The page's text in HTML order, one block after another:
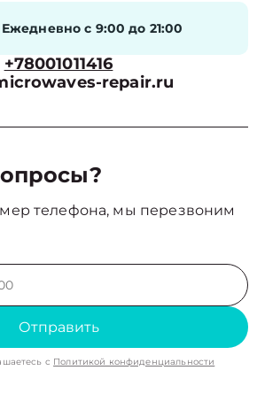
Ежедневно с 9:00 до 21:00
+78001011416
repair.ru
телефона, мы перезвоним
Отправить
с Политикой конфиденциальности